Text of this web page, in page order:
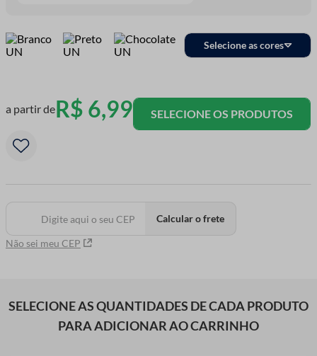
Selecione as cores
a partir deR$ 6,99 SELECIONE OS PRODUTOS
Não sei meu CEP
Calcular o frete
SELECIONE AS QUANTIDADES DE CADA PRODUTO
PARA ADICIONAR AO CARRINHO